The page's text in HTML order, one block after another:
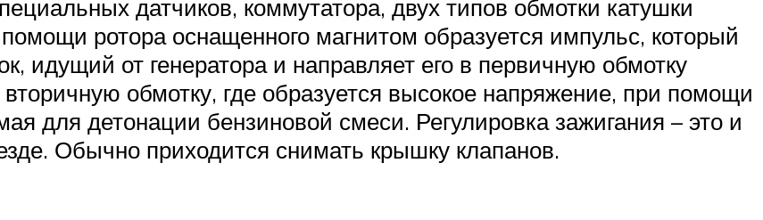
датчиков, коммутатора, двух типов обмотки катушки
ротора оснащенного магнитом образуется импульс, который
идущий от генератора и направляет его в первичную обмотку
обмотку, где образуется высокое напряжение, при помощи
для детонации бензиновой смеси. Регулировка зажигания – это и
Обычно приходится снимать крышку клапанов.